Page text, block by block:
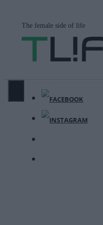
περιεχόμενο
The female side of life